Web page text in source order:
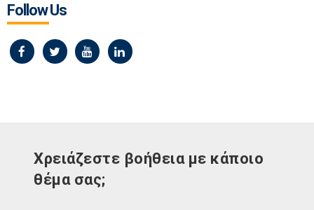
Follow Us
Χρειάζεστε βοήθεια με κάποιο
θέμα σας;